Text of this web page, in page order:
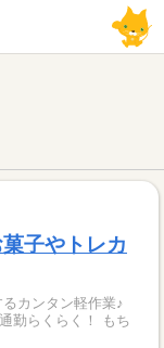
子やトレカ
カンタン軽作業♪
勤らくらく！ もち